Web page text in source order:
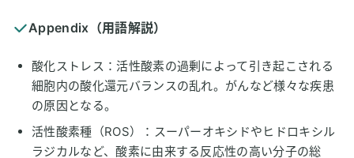
Appendix（用語解説）
酸化ストレス：活性酸素の過剰によって引き起こされる
細胞内の酸化還元バランスの乱れ。がんなど様々な疾患
の原因となる。
活性酸素種（ROS）：スーパーオキシドやヒドロキシル
ラジカルなど、酸素に由来する反応性の高い分子の総